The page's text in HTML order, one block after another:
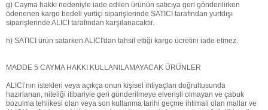
g) Cayma hakkı nedeniyle iade edilen ürünün satıcıya geri gönderilirken
ödenenen kargo bedeli yurtiçi siparişlerinde SATICI tarafından yurtdışı
siparişlerinde ALICI tarafından karşılanacaktır.
h) SATICI ürün satarken ALICI'dan tahsil ettiği kargo ücretini iade etmez.
MADDE 5 CAYMA HAKKI KULLANILAMAYACAK ÜRÜNLER
ALICI’nın istekleri veya açıkça onun kişisel ihtiyaçları doğrultusunda
hazırlanan, niteliği itibariyle geri gönderilmeye elverişli olmayan ve çabuk
bozulma tehlikesi olan veya son kullanma tarihi geçme ihtimali olan mallar ve